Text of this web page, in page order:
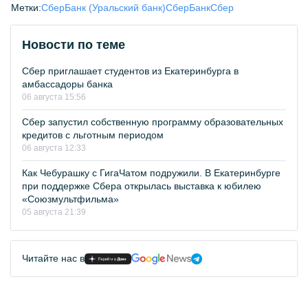
Метки:СберБанк (Уральский банк)СберБанкСбер
Новости по теме
Сбер приглашает студентов из Екатеринбурга в
амбассадоры банка
06 августа 15:56
Сбер запустил собственную программу образовательных
кредитов с льготным периодом
06 августа 12:33
Как Чебурашку с ГигаЧатом подружили. В Екатеринбурге
при поддержке Сбера открылась выставка к юбилею
«Союзмультфильма»
05 августа 21:39
Читайте нас в